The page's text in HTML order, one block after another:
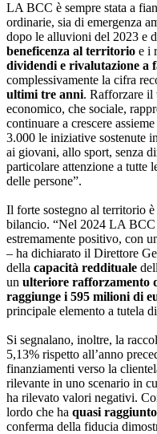
LA BCC è sempre stata a
ordinarie, sia di emergenza
dopo le alluvioni del 2023 e
beneficenza al territorio e i
dividendi e rivalutazione a
complessivamente la cifra
ultimi tre anni. Rafforzare il
economico, che sociale,
continuare a crescere
3.000 le iniziative sostenute
ai giovani, allo sport, senza
particolare attenzione a tutte
delle persone”.
Il forte sostegno al territorio
bilancio. “Nel 2024 LA BCC
estremamente positivo, con
– ha dichiarato il Direttore
della capacità reddituale
un ulteriore rafforzamento
raggiunge i 595 milioni di
principale elemento a tutela
Si segnalano, inoltre, la
5,13% rispetto all’anno
finanziamenti verso la
rilevante in uno scenario in
ha rilevato valori negativi.
lordo che ha quasi
conferma della fiducia